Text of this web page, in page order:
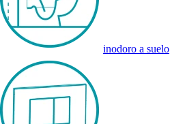
inodoro a suelo